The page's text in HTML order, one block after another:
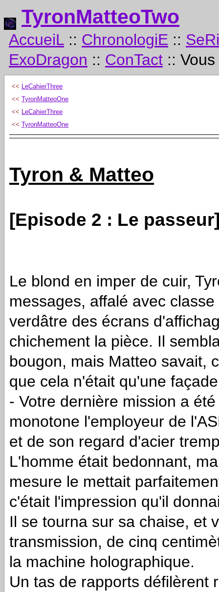
TyronMatteoTwo
AccueiL :: ChronologiE ::
ExoDragon :: ConTact ::
<< LeCahierThree
<< TyronMatteoOne
<< LeCahierThree
<< TyronMatteoOne
Tyron & Matteo
[Episode 2 : Le
Le blond en imper de cuir,
messages, affalé avec
verdâtre des écrans
chichement la pièce. Il
bougon, mais Matteo savait,
que cela n'était qu'une
- Votre dernière mission a
monotone l'employeur de
et de son regard d'acier
L'homme était bedonnant,
mesure le mettait
c'était l'impression qu'il
Il se tourna sur sa chaise, et
transmission, de cinq
la machine holographique.
Un tas de rapports défilèrent